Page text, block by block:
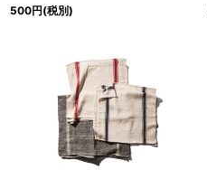
500円(税別)